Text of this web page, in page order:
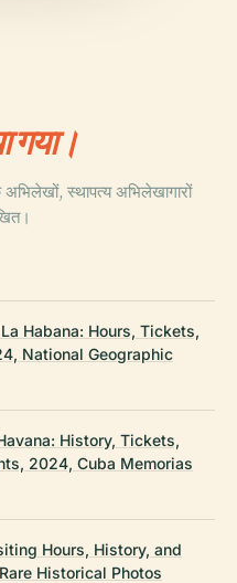
गया।
अभिलेखों, स्थापत्य अभिलेखागारों
Habana: Hours, Tickets,
National Geographic
History, Tickets,
2024, Cuba Memorias
Hours, History, and
Historical Photos